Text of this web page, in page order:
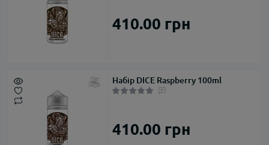
410.00 грн
Набір DICE Raspberry 100ml
410.00 грн